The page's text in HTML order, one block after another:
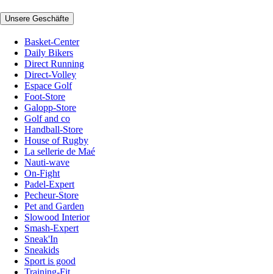
Unsere Geschäfte
Basket-Center
Daily Bikers
Direct Running
Direct-Volley
Espace Golf
Foot-Store
Galopp-Store
Golf and co
Handball-Store
House of Rugby
La sellerie de Maé
Nauti-wave
On-Fight
Padel-Expert
Pecheur-Store
Pet and Garden
Slowood Interior
Smash-Expert
Sneak'In
Sneakids
Sport is good
Training-Fit